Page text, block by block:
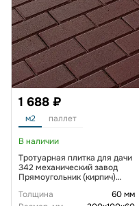
1 688 ₽
м2 паллет
В наличии
Тротуарная плитка для дачи
342 механический завод
Прямоугольник (кирпич)
Толщина
60 мм